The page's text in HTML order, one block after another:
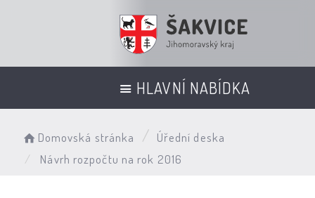
HLAVNÍ NABÍDKA
Domovská stránka
Úřední deska
Návrh rozpočtu na rok 2016